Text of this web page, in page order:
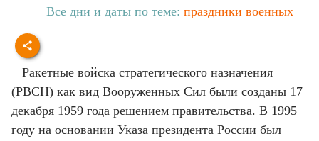
Все дни и даты по теме: праздники военных
Ракетные войска стратегического назначения
(РВСН) как вид Вооруженных Сил были созданы 17
декабря 1959 года решением правительства. В 1995
году на основании Указа президента России был